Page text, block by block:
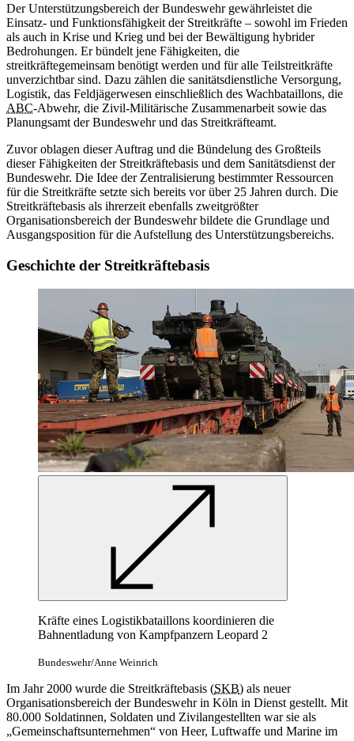
Der Unterstützungsbereich der Bundeswehr gewährleistet die
Einsatz- und Funktionsfähigkeit der Streitkräfte – sowohl im Frieden
als auch in Krise und Krieg und bei der Bewältigung hybrider
Bedrohungen. Er bündelt jene Fähigkeiten, die
streitkräftegemeinsam benötigt werden und für alle Teilstreitkräfte
unverzichtbar sind. Dazu zählen die sanitätsdienstliche Versorgung,
Logistik, das Feldjägerwesen einschließlich des Wachbataillons, die
ABC-Abwehr, die Zivil-Militärische Zusammenarbeit sowie das
Planungsamt der Bundeswehr und das Streitkräfteamt.
Zuvor oblagen dieser Auftrag und die Bündelung des Großteils
dieser Fähigkeiten der Streitkräftebasis und dem Sanitätsdienst der
Bundeswehr. Die Idee der Zentralisierung bestimmter Ressourcen
für die Streitkräfte setzte sich bereits vor über 25 Jahren durch. Die
Streitkräftebasis als ihrerzeit ebenfalls zweitgrößter
Organisationsbereich der Bundeswehr bildete die Grundlage und
Ausgangsposition für die Aufstellung des Unterstützungsbereichs.
Geschichte der Streitkräftebasis
Kräfte eines Logistikbataillons koordinieren die
Bahnentladung von Kampfpanzern Leopard 2
Bundeswehr/Anne Weinrich
Im Jahr 2000 wurde die Streitkräftebasis (SKB) als neuer
Organisationsbereich der Bundeswehr in Köln in Dienst gestellt. Mit
80.000 Soldatinnen, Soldaten und Zivilangestellten war sie als
„Gemeinschaftsunternehmen“ von Heer, Luftwaffe und Marine im